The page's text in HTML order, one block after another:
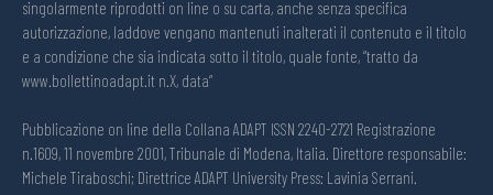
singolarmente riprodotti on line o su carta, anche senza specifica
autorizzazione, laddove vengano mantenuti inalterati il contenuto e il titolo
e a condizione che sia indicata sotto il titolo, quale fonte, “tratto da
www.bollettinoadapt.it n.X, data“
Pubblicazione on line della Collana ADAPT ISSN 2240-2721 Registrazione
n.1609, 11 novembre 2001, Tribunale di Modena, Italia. Direttore responsabile:
Michele Tiraboschi; Direttrice ADAPT University Press: Lavinia Serrani.